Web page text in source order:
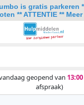
geopend van 13:00
afspraak)
is gratis parkeren
** ATTENTIE **